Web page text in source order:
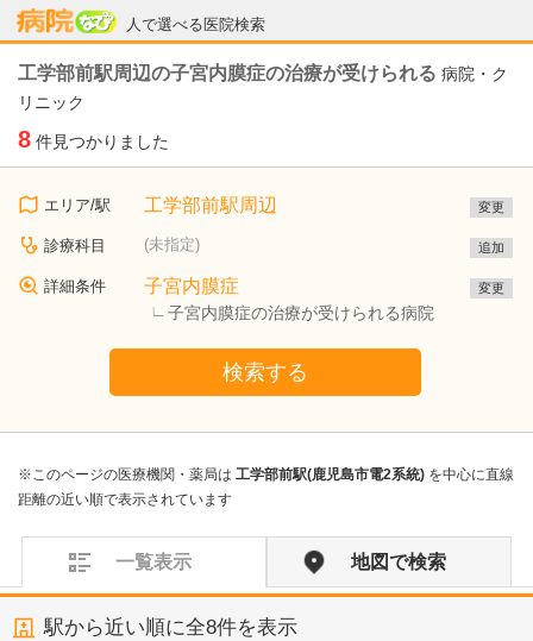
人で選べる医院検索
病院なび
工学部前駅周辺の子宮内膜症の治療が受けられる 病院・ク
リニック
8 件見つかりました
エリア/駅 工学部前駅周辺 変更
診療科目 (未指定) 追加
詳細条件 子宮内膜症
子宮内膜症の治療が受けられる病院
変更
検索する
※このページの医療機関・薬局は 工学部前駅(鹿児島市電2系統) を中心に直線
距離の近い順で表示されています
一覧表示 地図で検索
駅から近い順に全8件を表示